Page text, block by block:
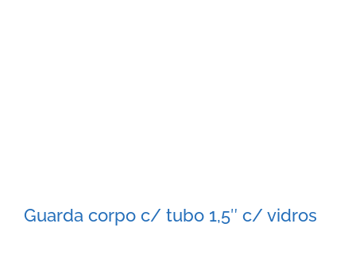
Guarda corpo c/ tubo 1,5″ c/ vidros